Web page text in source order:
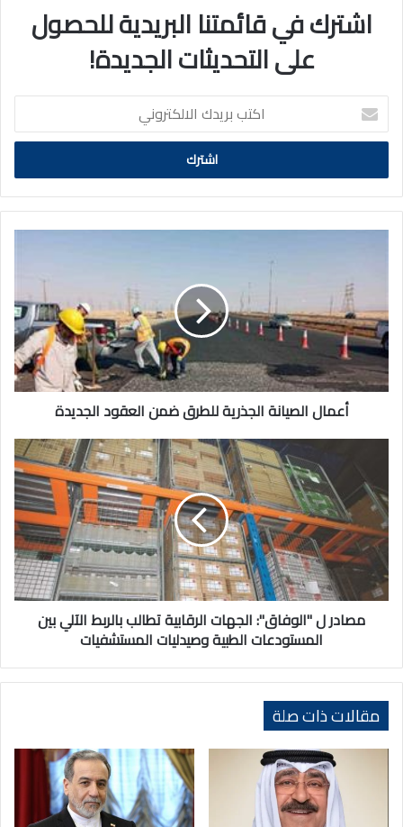
اشترك في قائمتنا البريدية للحصول
على التحديثات الجديدة!
اكتب
بريدك
الالكتروني
ضمن
العقود
الجديدة
أعمال الصيانة الجذرية للطرق ضمن العقود الجديدة
"الوفاق":
الجهات
الرقابية
تطالب
بالربط
الآلي
بين
المستودعات
المستشفيات
مصادر ل "الوفاق": الجهات الرقابية تطالب بالربط الآلي بين
المستودعات الطبية وصيدليات المستشفيات
مقالات ذات صلة